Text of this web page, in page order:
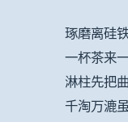
琢磨离硅
一杯茶来
淋柱先把
千淘万漉